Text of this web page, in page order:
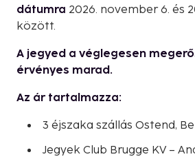
dátumra 2026. november 6. és
között.
A jegyed a véglegesen
érvényes marad.
Az ár tartalmazza:
3 éjszaka szállás Ostend,
Jegyek Club Brugge KV –